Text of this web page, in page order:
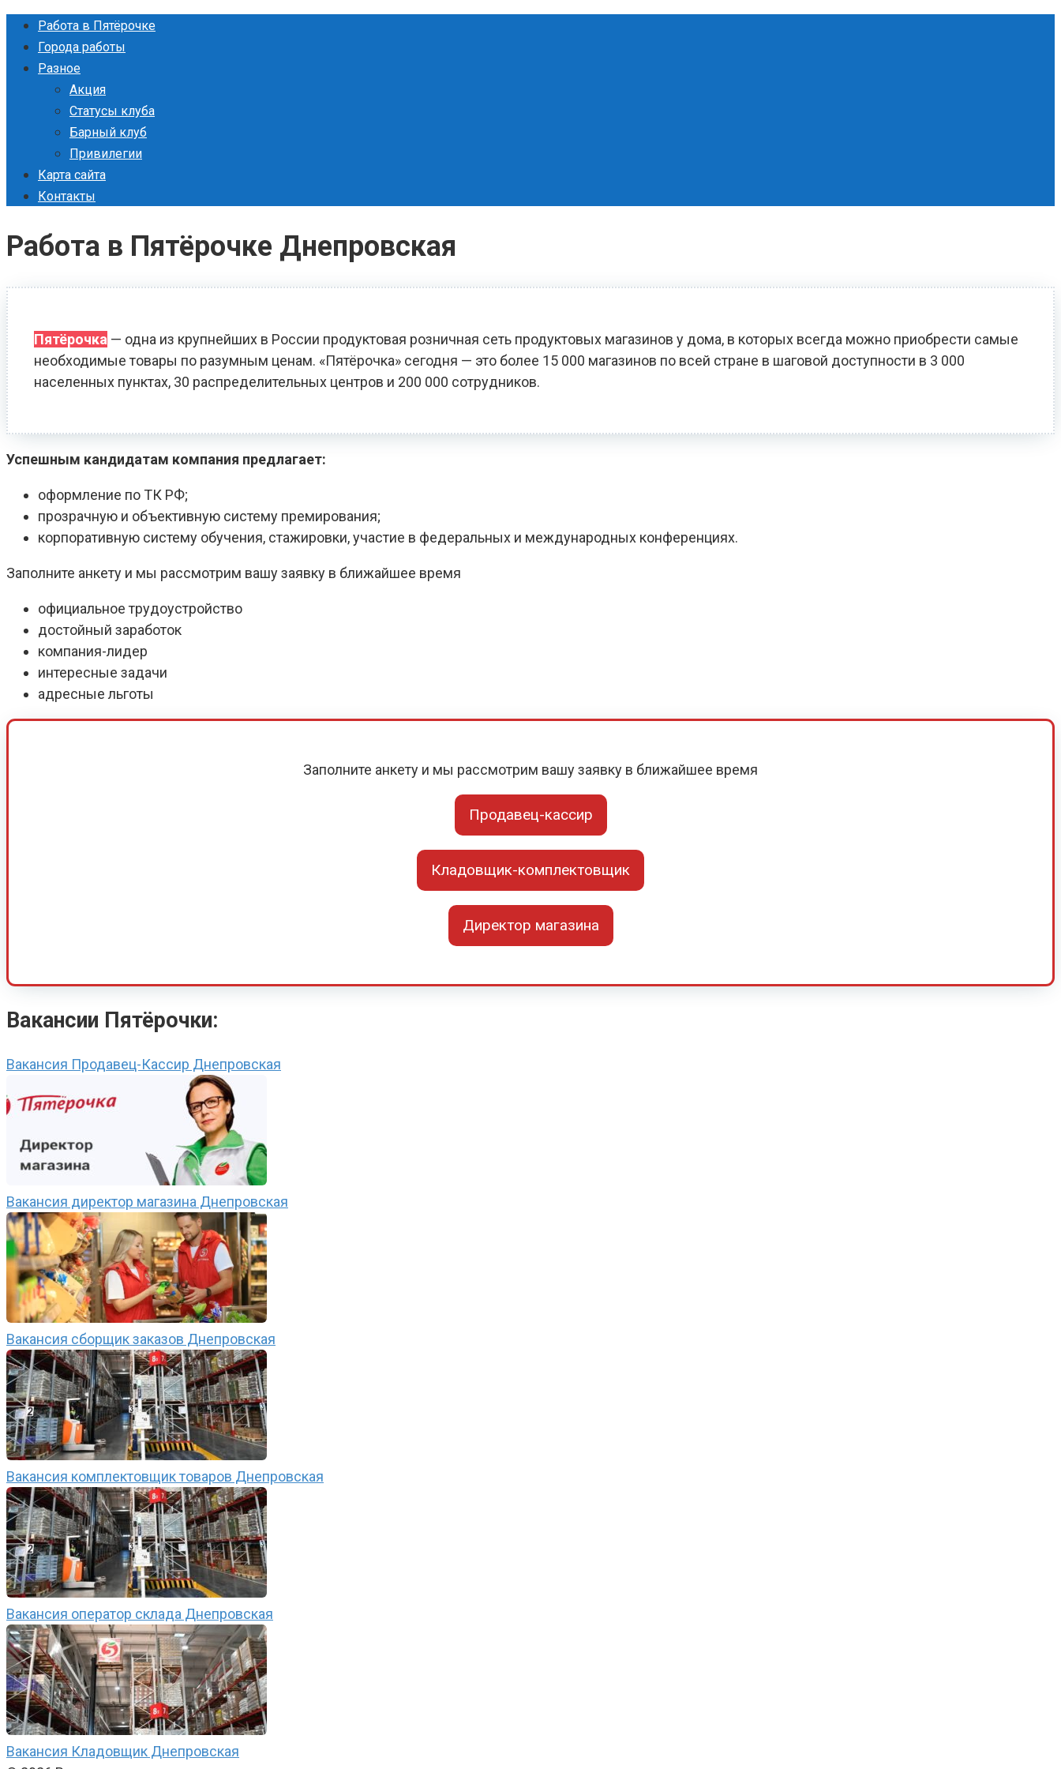
Перейти
контенту
Работа в Пятёрочке
Города работы
Разное
Акция
Статусы клуба
Барный клуб
Привилегии
Карта сайта
Контакты
Работа в Пятёрочке Днепровская
Пятёрочка — одна из крупнейших в России продуктовая розничная сеть продуктовых магазинов у дома, в которых всегда можно приобрести самые
необходимые товары по разумным ценам. «Пятёрочка» сегодня — это более 15 000 магазинов по всей стране в шаговой доступности в 3 000
населенных пунктах, 30 распределительных центров и 200 000 сотрудников.
Успешным кандидатам компания предлагает:
оформление по ТК РФ;
прозрачную и объективную систему премирования;
корпоративную систему обучения, стажировки, участие в федеральных и международных конференциях.
Заполните анкету и мы рассмотрим вашу заявку в ближайшее время
официальное трудоустройство
достойный заработок
компания-лидер
интересные задачи
адресные льготы
Заполните анкету и мы рассмотрим вашу заявку в ближайшее время
Продавец-кассир
Кладовщик-комплектовщик
Директор магазина
Вакансии Пятёрочки:
Вакансия Продавец-Кассир Днепровская
Вакансия директор магазина Днепровская
Вакансия сборщик заказов Днепровская
Вакансия комплектовщик товаров Днепровская
Вакансия оператор склада Днепровская
Вакансия Кладовщик Днепровская